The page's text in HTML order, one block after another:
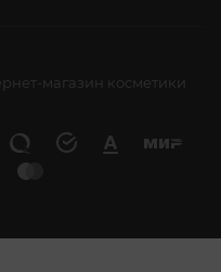
магазин косметики